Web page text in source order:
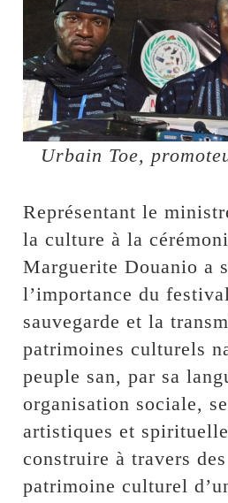
Urbain Toe,
Représentant le
la culture à la
Marguerite Douanio a
l’importance du
sauvegarde et la
patrimoines culturels
peuple san, par sa
organisation sociale,
artistiques et
construire à travers
patrimoine culturel